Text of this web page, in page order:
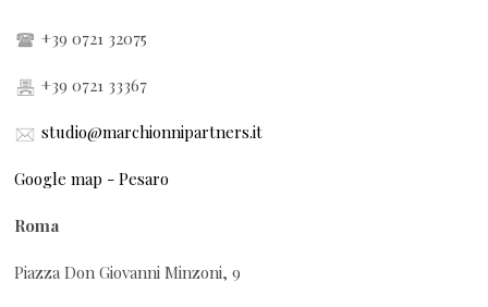
+39 0721 32075
+39 0721 33367
studio@marchionnipartners.it
Google map - Pesaro
Roma
Piazza Don Giovanni Minzoni, 9